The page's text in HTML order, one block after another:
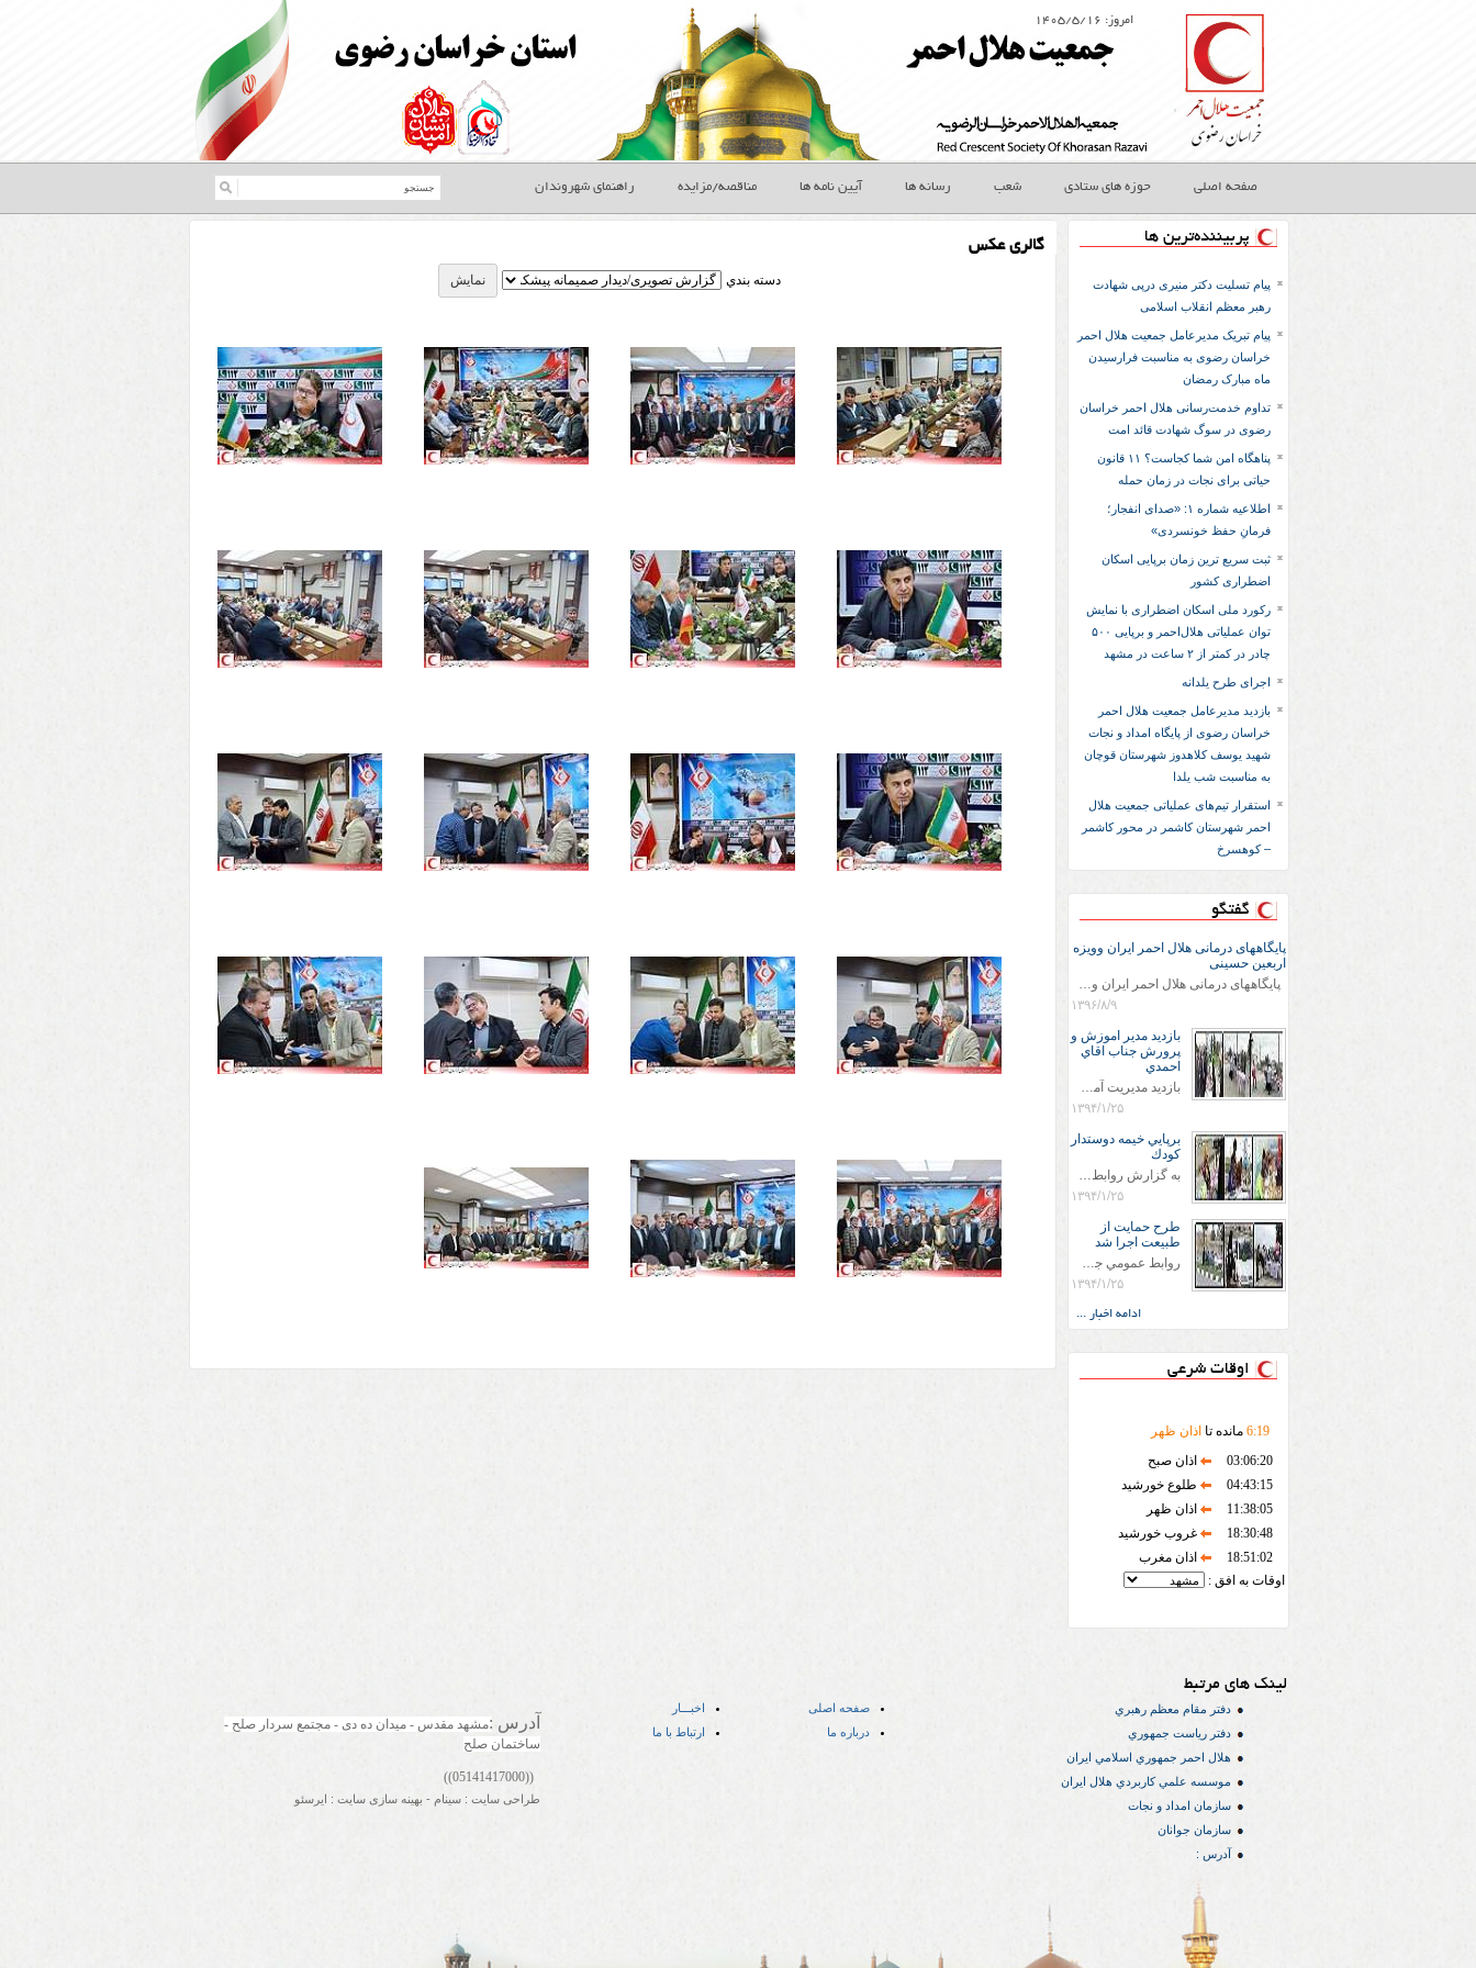
امروز: ۱۴۰۵/۵/۱۶
صفحه اصلی حوزه های ستادی شعب رسانه ها آیین نامه ها مناقصه/مزایده راهنمای شهروندان
پربیننده‌ترین ها
پیام تسلیت دکتر منیری درپی شهادت
رهبر معظم انقلاب اسلامی
پیام تبریک مدیرعامل جمعیت هلال احمر
خراسان رضوی به مناسبت فرارسیدن
ماه مبارک رمضان
تداوم خدمت‌رسانی هلال احمر خراسان
رضوی در سوگ شهادت قائد امت
پناهگاه امن شما کجاست؟ ۱۱ قانون
حیاتی برای نجات در زمان حمله
اطلاعیه شماره ۱: «صدای انفجار؛
فرمانِ حفظ خونسردی»
ثبت سریع‌ ترین زمان برپایی اسکان
اضطراری کشور
رکورد ملی اسکان اضطراری با نمایش
توان عملیاتی هلال‌احمر و برپایی ۵۰۰
چادر در کمتر از ۲ ساعت در مشهد
اجرای طرح یلدانه
بازدید مدیرعامل جمعیت هلال احمر
خراسان رضوی از پایگاه امداد و نجات
شهید یوسف کلاهدوز شهرستان قوچان
به مناسبت شب یلدا
استقرار تیم‌های عملیاتی جمعیت هلال
احمر شهرستان کاشمر در محور کاشمر
– کوهسرخ
گفتگو
پایگاههای درمانی هلال احمر ایران وویزه
اربعین حسینی
پایگاههای درمانی هلال احمر ایران وویزه اربعین حسینی
۱۳۹۶/۸/۹
بازديد مدير اموزش و
پرورش جناب اقاي
احمدي
بازديد مديريت آموزش و پروش جناب اقاي احمدي به همراه اعضاي ستاد اسكان آموزش و پروش شهرستان سرخس در ساعت 11:30 در مورخه 11/1/1394 صورت گرفت و مسئولین با حضور در پست مسافرين نوروزی كه جمعیت هلال احمر شهرستان از نزدیک در جریان روند اجرای طرح های قرار گرفتند .
۱۳۹۴/۱/۲۵
برپايي خيمه دوستدار
كودك
به گزارش روابط عمومي جمعيت هلال احمر شهرستان سرخس علاوه بر اجرای خدمات امدادی، راهنمایی های گردشگری و موقعیت های جغرافیایی و برپایی چادرهای سلامت به منظور سنجش رایگان فشار و قندخون مسافران، ، خيمه هايي.با عنوان دوستدار کودک تجهیزشده که دراین فضا کودکان مراجعه کننده از طریق نقاشی و سایر هنرهای تجسمی با مفاهیم جمعیت هلال احمر و اصول هفتگانه آن آشنا می شوند. به دليل حضور چشم گير كودكان و خانواده ها سعی شده در قالب های متناسب با سنین کودکان مراجعه کنند
۱۳۹۴/۱/۲۵
طرح حمايت از
طبيعت اجرا شد
روابط عمومي جمعيت هلال احمر سرخس جمعيت هلال احمر سرخس در روز طبيعت جوانان جمعيت هلال احمر سرخس در راستاي حفاظت و حمايت از محيط زيست با انگيزه داشتن طبيعت زيبا و بدون زباله و جهت فرهنگ سازي طرح حمايت از طبيعت را اجرا نمودند. اين طرح با رويكرد حمايتي و اموزشي در خصوص اشتي باطبيعت اجرا شد و در اين طرح 700 عدد كيسه زباله وبروشور در خروجي هاي شهر بين همشهريان و مسافرين نوروزي توزيع گرديد و در راه بازگشت كيسه هاي زباله توسط همشهريان به مامورين محترم شهرداري مستقر در ورودي شهر
۱۳۹۴/۱/۲۵
ادامه اخبار ...
اوقات شرعی
6:19 مانده تا اذان ظهر
03:06:20
اذان صبح
04:43:15
طلوع خورشید
11:38:05
اذان ظهر
18:30:48
غروب خورشید
18:51:02
اذان مغرب
اوقات به افق :
گالری عکس
دسته بندي
لینک های مرتبط
دفتر مقام معظم رهبري
دفتر رياست جمهوري
هلال احمر جمهوري اسلامي ايران
موسسه علمي كاربردي هلال ایران
سازمان امداد و نجات
سازمان جوانان
آدرس :
صفحه اصلی
اخبـــار
درباره ما
ارتباط با ما آدرس :
ساختمان صلح
((05141417000))
طراحی سایت : سینام - بهینه سازی سایت : ایرسئو